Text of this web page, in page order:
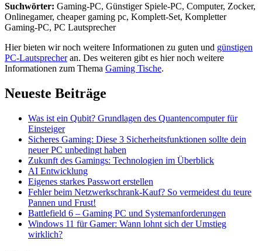
Suchwörter: Gaming-PC, Günstiger Spiele-PC, Computer, Zocker,
Onlinegamer, cheaper gaming pc, Komplett-Set, Kompletter
Gaming-PC, PC Lautsprecher
Hier bieten wir noch weitere Informationen zu guten und günstigen
PC-Lautsprecheran. Des weiteren gibt es hier noch weitere
Informationen zum Thema Gaming Tische.
Neueste Beiträge
Was ist ein Qubit? Grundlagen des Quantencomputer für
Einsteiger
Sicheres Gaming: Diese 3 Sicherheitsfunktionen sollte dein
neuer PC unbedingt haben
Zukunft des Gamings: Technologien im Überblick
AI Entwicklung
Eigenes starkes Passwort erstellen
Fehler beim Netzwerkschrank-Kauf? So vermeidest du teure
Pannen und Frust!
Battlefield 6 – Gaming PC und Systemanforderungen
Windows 11 für Gamer: Wann lohnt sich der Umstieg
wirklich?